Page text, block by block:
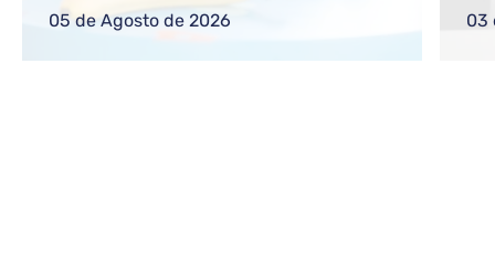
26-27
05 de Agosto de 2026 03